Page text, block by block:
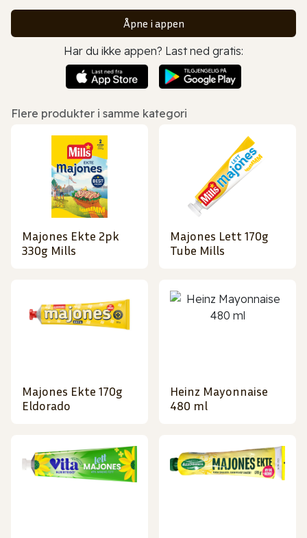
Åpne i appen
Har du ikke appen? Last ned gratis:
Flere produkter i samme kategori
Majones Ekte 2pk
330g Mills
Majones Lett 170g
Tube Mills
Majones Ekte 170g
Eldorado
Heinz Mayonnaise
480 ml